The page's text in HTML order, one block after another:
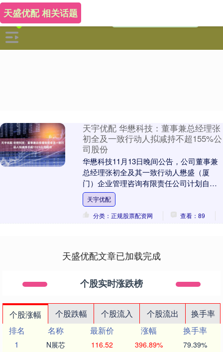
天盛优配 相关话题
天宇优配 华懋科技：董事兼总经理张
初全及一致行动人拟减持不超155%公
司股份
华懋科技11月13日晚间公告，公司董事兼
总经理张初全及其一致行动人懋盛（厦
门）企业管理咨询有限责任公司计划自
2025年12月5日起至2026年3月4日期间，
通过....
天宇优配
分类：正规股票配资网
查看：89
天盛优配文章已加载完成
个股实时涨跌榜
个股涨幅 个股跌幅 个股流入 个股流出
换手率
排名
名称 最新价 涨幅
换手率
1
N展芯 116.52 396.89% 79.39%